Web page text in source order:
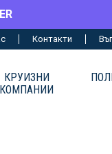
Контакти
КРУИЗНИ
КОМПАНИИ